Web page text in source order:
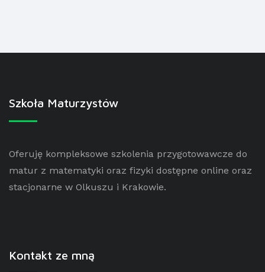
Szkoła Maturzystów
Oferuję kompleksowe szkolenia przygotowawcze do
matur z matematyki oraz fizyki dostępne online oraz
stacjonarne w Olkuszu i Krakowie.
Kontakt ze mną